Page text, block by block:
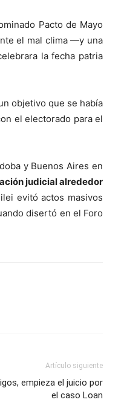
Pacto de Mayo
el mal clima —y una
la fecha patria
objetivo que se había
el electorado para el
y Buenos Aires en
judicial alrededor
evitó actos masivos
disertó en el Foro
Artículo siguiente
empieza el juicio por
el caso Loan